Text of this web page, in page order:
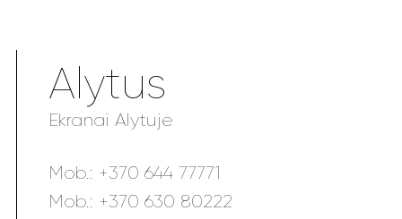
Alytus
Ekranai Alytuje
Mob.: +370 644 77771
Mob.: +370 630 80222